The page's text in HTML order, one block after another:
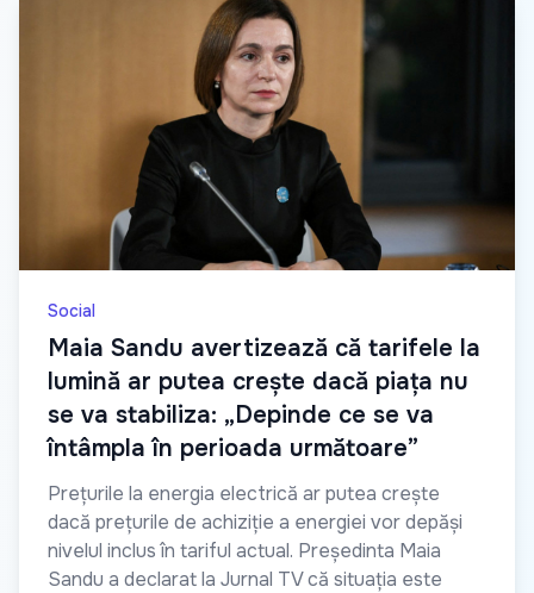
Social
Maia Sandu avertizează că tarifele la
lumină ar putea crește dacă piața nu
se va stabiliza: „Depinde ce se va
întâmpla în perioada următoare”
Prețurile la energia electrică ar putea crește
dacă prețurile de achiziție a energiei vor depăși
nivelul inclus în tariful actual. Președinta Maia
Sandu a declarat la Jurnal TV că situația este